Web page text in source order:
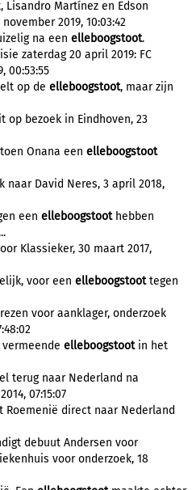
Lisandro Martínez en Edson
2019, 10:03:42
na een elleboogstoot.
zaterdag 20 april 2019: FC
00:53:55
op de elleboogstoot, maar zijn
op bezoek in Eindhoven, 23
Onana een elleboogstoot
naar David Neres, 3 april 2018,
een elleboogstoothebben
Klassieker, 30 maart 2017,
voor een elleboogstoottegen
voor aanklager, onderzoek
elleboogstootin het
terug naar Nederland na
07:15:07
Roemenië direct naar Nederland
debuut Andersen voor
voor onderzoek, 18